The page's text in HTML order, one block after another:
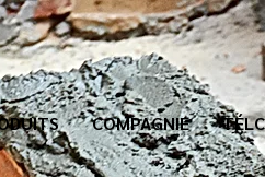
COMPAGNIE